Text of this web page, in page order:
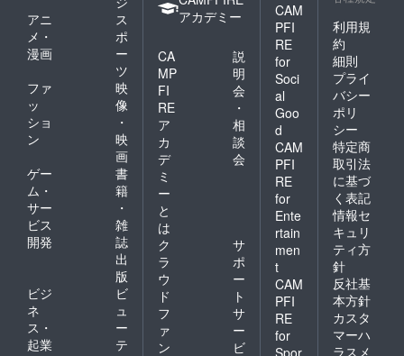
アニ
メ・
漫画
ス
ポ
ー
ツ
ファ
ッ
ショ
ン
映
像
・
映
画
ゲー
ム・
サー
ビス
開発
書
籍
・
雑
誌
出
版
ビジ
ネ
ス・
起業
ビ
ュ
ー
テ
アカデミー
CA
MP
FI
RE
ア
カ
デ
ミ
ー
と
は
説
明
会
・
相
談
会
ク
ラ
ウ
ド
フ
ァ
ン
サ
ポ
ー
ト
サ
ー
ビ
CAM
PFI
RE
for
Soci
al
Goo
d
CAM
PFI
RE
for
Ente
rtain
men
t
CAM
PFI
RE
for
Spor
利用規
約
細則
プライ
バシー
ポリ
シー
特定商
取引法
に基づ
く表記
情報セ
キュリ
ティ方
針
反社基
本方針
カスタ
マーハ
ラスメ